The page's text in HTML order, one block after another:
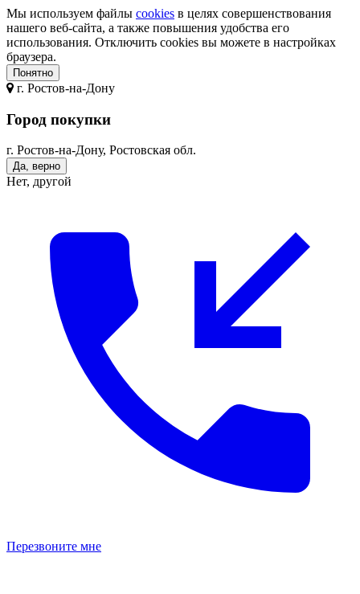
Мы используем файлы cookies в целях совершенствования
нашего веб-сайта, а также повышения удобства его
использования. Отключить cookies вы можете в настройках
браузера.
Понятно
г. Ростов-на-Дону
Город покупки
г. Ростов-на-Дону, Ростовская обл.
Да, верно
Нет, другой
Перезвоните мне